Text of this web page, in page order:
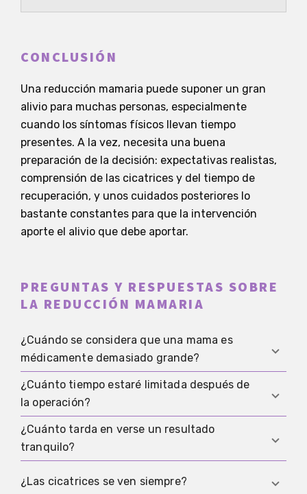
CONCLUSIÓN
Una reducción mamaria puede suponer un gran
alivio para muchas personas, especialmente
cuando los síntomas físicos llevan tiempo
presentes. A la vez, necesita una buena
preparación de la decisión: expectativas realistas,
comprensión de las cicatrices y del tiempo de
recuperación, y unos cuidados posteriores lo
bastante constantes para que la intervención
aporte el alivio que debe aportar.
PREGUNTAS Y RESPUESTAS SOBRE
LA REDUCCIÓN MAMARIA
¿Cuándo se considera que una mama es
médicamente demasiado grande?
No existe una cifra única válida para todo el
mundo. Lo que importa son los síntomas como el
dolor, los problemas de piel y las limitaciones
funcionales, junto con la valoración médica.
¿Cuánto tiempo estaré limitada después de
la operación?
Muchas personas se notan algo más ágiles a los
pocos días, pero el esfuerzo físico, el deporte y
varias semanas, según la recuperación y la
¿Cuánto tarda en verse un resultado
tranquilo?
Las primeras semanas suelen mostrar la mama y
¿Las cicatrices se ven siempre?